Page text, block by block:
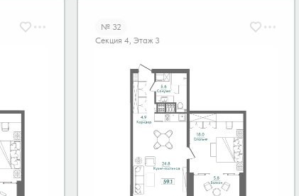
№ 32
Секция 4, Этаж 3